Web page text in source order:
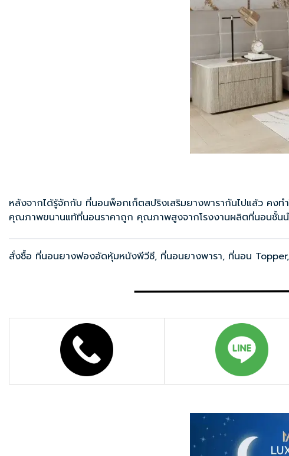
หลังจากได้รู้จักกับ ที่นอนพ็อกเก็ตสปริงเสริมยางพารากันไปแล้ว คงท
คุณภาพขนานแท้ที่นอนราคาถูก คุณภาพสูงจากโรงงานผลิตที่นอนชั้นน
สั่งซื้อ ที่นอนยางฟองอัดหุ้มหนังพีวีซี, ที่นอนยางพารา, ที่นอน Topper,